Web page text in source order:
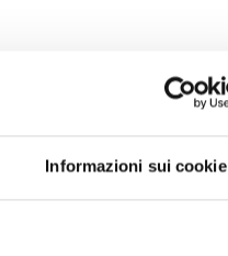
Informazioni sui cookie